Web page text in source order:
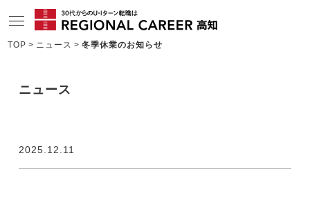
求人情報
コンサルタント情報
TOP ニュース 冬季休業のお知らせ
ニュース
2025.12.11